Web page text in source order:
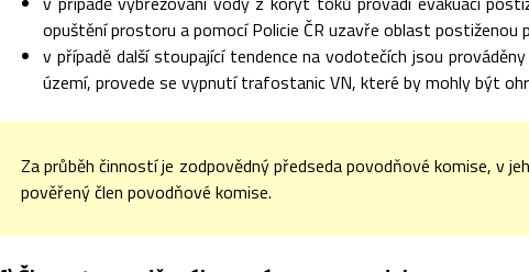
opuštění prostoru a pomocí Policie ČR uzavře oblast postiženou
v případě další stoupající tendence na vodotečích jsou
území, provede se vypnutí trafostanic VN, které by mohly být
Za průběh činností je zodpovědný předseda povodňové komise, v
pověřený člen povodňové komise.